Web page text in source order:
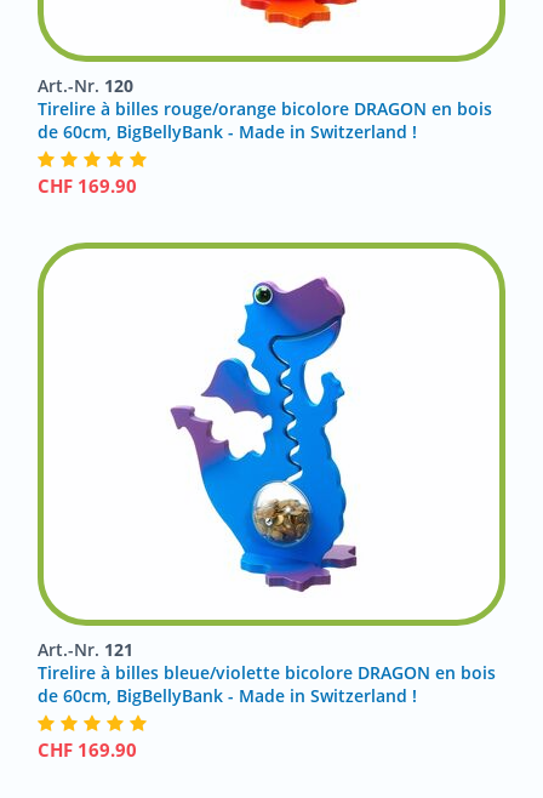
Art.-Nr. 120
Tirelire à billes rouge/orange bicolore DRAGON en bois
de 60cm, BigBellyBank - Made in Switzerland !
CHF 169.90
Art.-Nr. 121
Tirelire à billes bleue/violette bicolore DRAGON en bois
de 60cm, BigBellyBank - Made in Switzerland !
CHF 169.90